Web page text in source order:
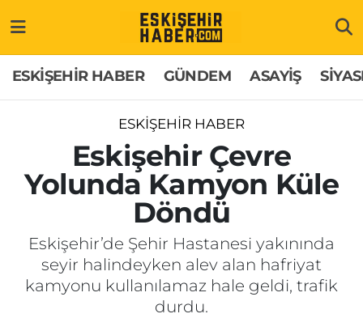
ESKİŞEHİR HABER GÜNDEM ASAYİŞ
ESKİŞEHİR HABER
Eskişehir Çevre
Yolunda Kamyon Küle
Döndü
Eskişehir’de Şehir Hastanesi yakınında
seyir halindeyken alev alan hafriyat
kamyonu kullanılamaz hale geldi, trafik
durdu.
GÜNDEM
ASAYİŞ
SİYASET
SAĞLIK
Hakkımızda
İletişim
Künye
Odunpazarı Trafik Yoğunluk Haritası
Süper Lig Puan Durumu ve Fikstür
Tüm Manşetler
Son Dakika Haberleri
Haber Arşivi